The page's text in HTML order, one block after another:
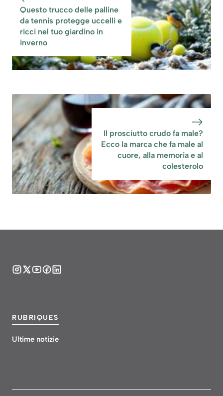
Questo trucco delle palline
da tennis protegge uccelli e
ricci nel tuo giardino in
inverno
Il prosciutto crudo fa male?
Ecco la marca che fa male al
cuore, alla memoria e al
colesterolo
RUBRIQUES
Ultime notizie